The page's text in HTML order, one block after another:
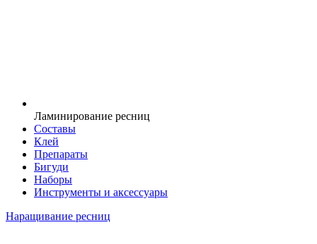
Ламинирование ресниц
Составы
Клей
Препараты
Бигуди
Наборы
Инструменты и аксессуары
Наращивание ресниц